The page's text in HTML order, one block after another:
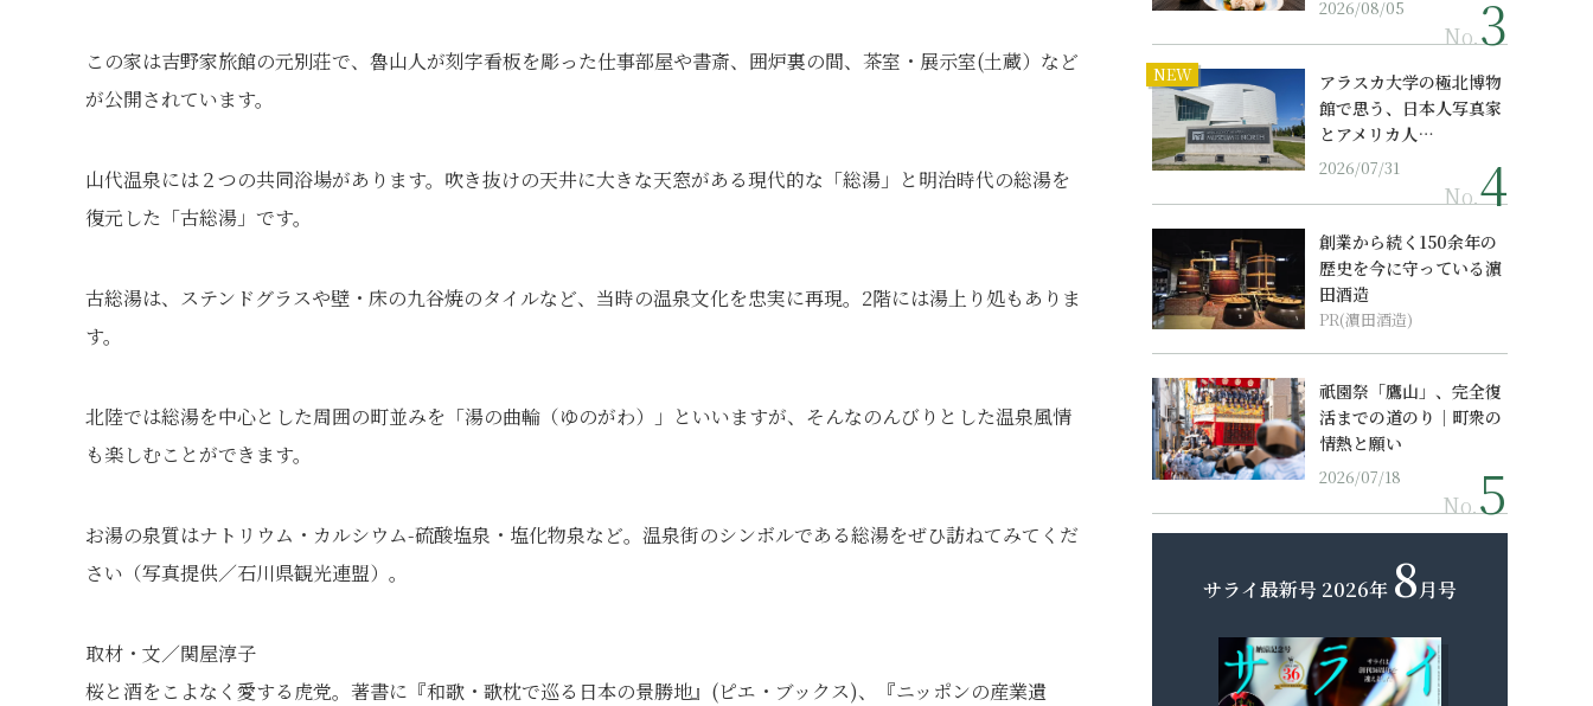
この家は吉野家旅館の元別荘で、魯山人が刻字看板を彫った仕事部屋や書斎、囲炉裏の間、茶室・展示室(土蔵）など
が公開されています。
山代温泉には２つの共同浴場があります。吹き抜けの天井に大きな天窓がある現代的な「総湯」と明治時代の総湯を
復元した「古総湯」です。
古総湯は、ステンドグラスや壁・床の九谷焼のタイルなど、当時の温泉文化を忠実に再現。2階には湯上り処もありま
す。
北陸では総湯を中心とした周囲の町並みを「湯の曲輪（ゆのがわ）」といいますが、そんなのんびりとした温泉風情
も楽しむことができます。
お湯の泉質はナトリウム・カルシウム-硫酸塩泉・塩化物泉など。温泉街のシンボルである総湯をぜひ訪ねてみてくだ
さい（写真提供／石川県観光連盟）。
取材・文／関屋淳子
桜と酒をこよなく愛する虎党。著書に『和歌・歌枕で巡る日本の景勝地』(ピエ・ブックス)、『ニッポンの産業遺
2026/08/05
No.
NEW
アラスカ大学の極北博物
館で思う、日本人写真家
とアメリカ人…
2026/07/31
No.
創業から続く150余年の
歴史を今に守っている濵
田酒造
PR(濵田酒造)
祇園祭「鷹山」、完全復
活までの道のり｜町衆の
情熱と願い
2026/07/18
No.
サライ最新号 2026年 8月号